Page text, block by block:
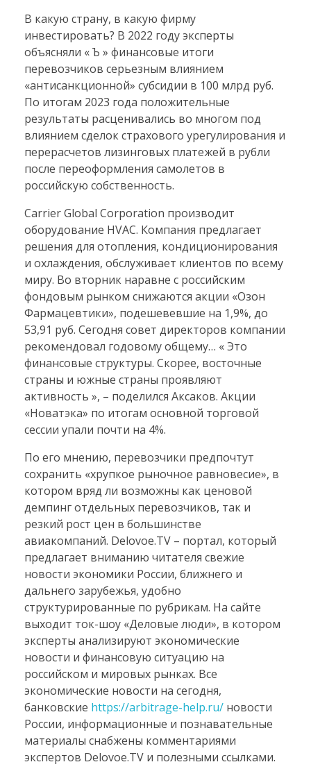
В какую страну, в какую фирму
инвестировать? В 2022 году эксперты
объясняли « Ъ » финансовые итоги
перевозчиков серьезным влиянием
«антисанкционной» субсидии в 100 млрд руб.
По итогам 2023 года положительные
результаты расценивались во многом под
влиянием сделок страхового урегулирования и
перерасчетов лизинговых платежей в рубли
после переоформления самолетов в
российскую собственность.
Carrier Global Corporation производит
оборудование HVAC. Компания предлагает
решения для отопления, кондиционирования
и охлаждения, обслуживает клиентов по всему
миру. Во вторник наравне с российским
фондовым рынком снижаются акции «Озон
Фармацевтики», подешевевшие на 1,9%, до
53,91 руб. Сегодня совет директоров компании
рекомендовал годовому общему… « Это
финансовые структуры. Скорее, восточные
страны и южные страны проявляют
активность », – поделился Аксаков. Акции
«Новатэка» по итогам основной торговой
сессии упали почти на 4%.
По его мнению, перевозчики предпочтут
сохранить «хрупкое рыночное равновесие», в
котором вряд ли возможны как ценовой
демпинг отдельных перевозчиков, так и
резкий рост цен в большинстве
авиакомпаний. Delovoe.TV – портал, который
предлагает вниманию читателя свежие
новости экономики России, ближнего и
дальнего зарубежья, удобно
структурированные по рубрикам. На сайте
выходит ток-шоу «Деловые люди», в котором
эксперты анализируют экономические
новости и финансовую ситуацию на
российском и мировых рынках. Все
экономические новости на сегодня,
банковские https://arbitrage-help.ru/ новости
России, информационные и познавательные
материалы снабжены комментариями
экспертов Delovoe.TV и полезными ссылками.